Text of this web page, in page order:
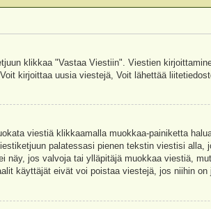
klikkaa "Vastaa Viestiin". Viestien
kirjoittaa uusia viestejä, Voit lähettää
viestiä klikkaamalla muokkaa-painiketta
palatessasi pienen tekstin viestisi alla,
näy, jos valvoja tai ylläpitäjä muokkaa viestiä,
käyttäjät eivät voi poistaa viestejä, jos niihin on